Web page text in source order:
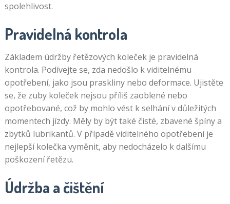
spolehlivost.
Pravidelná kontrola
Základem údržby řetězových koleček je pravidelná
kontrola. Podívejte se, zda nedošlo k viditelnému
opotřebení, jako jsou praskliny nebo deformace. Ujistěte
se, že zuby koleček nejsou příliš zaoblené nebo
opotřebované, což by mohlo vést k selhání v důležitých
momentech jízdy. Měly by být také čisté, zbavené špíny a
zbytků lubrikantů. V případě viditelného opotřebení je
nejlepší kolečka vyměnit, aby nedocházelo k dalšímu
poškození řetězu.
Údržba a čištění